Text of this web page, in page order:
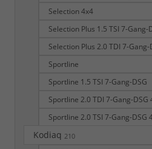
Selection 4x4
Selection Plus 1.5 TSI 7-Gang-
Selection Plus 2.0 TDI 7-Gang-
Sportline
Sportline 1.5 TSI 7-Gang-DSG
Sportline 2.0 TDI 7-Gang-DSG
Sportline 2.0 TSI 7-Gang-DSG
Kodiaq 210